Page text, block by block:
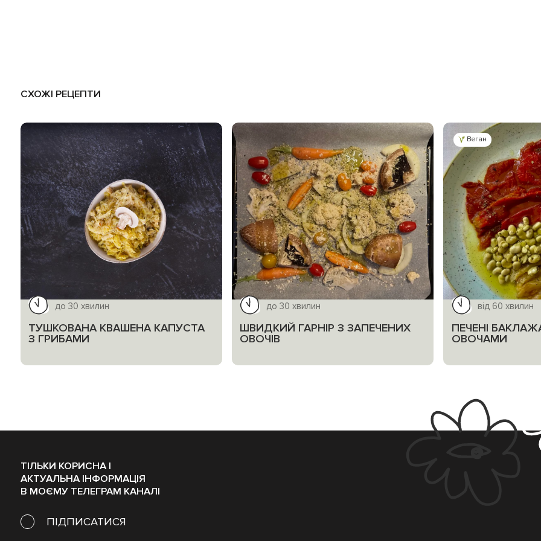
СХОЖІ РЕЦЕПТИ
до 30 хвилин
ТУШКОВАНА КВАШЕНА КАПУСТА
З ГРИБАМИ
до 30 хвилин
ШВИДКИЙ ГАРНІР З ЗАПЕЧЕНИХ
ОВОЧІВ
Веган
від 60 хвилин
ПЕЧЕНІ
ОВОЧАМИ
ТІЛЬКИ КОРИСНА І
АКТУАЛЬНА ІНФОРМАЦІЯ
В МОЄМУ ТЕЛЕГРАМ КАНАЛІ
ПІДПИСАТИСЯ